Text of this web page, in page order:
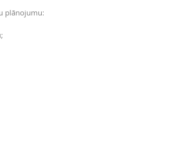
plānojumu: